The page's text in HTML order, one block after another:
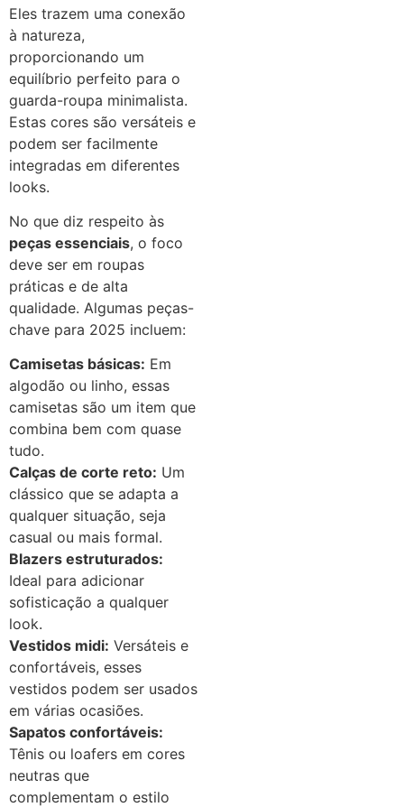
Eles trazem uma conexão
à natureza,
proporcionando um
equilíbrio perfeito para o
guarda-roupa minimalista.
Estas cores são versáteis e
podem ser facilmente
integradas em diferentes
looks.
No que diz respeito às
peças essenciais, o foco
deve ser em roupas
práticas e de alta
qualidade. Algumas peças-
chave para 2025 incluem:
Camisetas básicas: Em
algodão ou linho, essas
camisetas são um item que
combina bem com quase
tudo.
Calças de corte reto: Um
clássico que se adapta a
qualquer situação, seja
casual ou mais formal.
Blazers estruturados:
Ideal para adicionar
sofisticação a qualquer
look.
Vestidos midi: Versáteis e
confortáveis, esses
vestidos podem ser usados
em várias ocasiões.
Sapatos confortáveis:
Tênis ou loafers em cores
neutras que
complementam o estilo